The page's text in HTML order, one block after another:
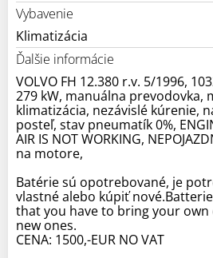
Vybavenie
Klimatizácia
Ďalšie informácie
VOLVO FH 12.380 r.v. 5/1996,
279 kW, manuálna prevodovka,
klimatizácia, nezávislé kúrenie,
posteľ, stav pneumatík 0%,
AIR IS NOT WORKING,
na motore,
Batérie sú opotrebované, je
vlastné alebo kúpiť
that you have to bring your
new ones.
CENA: 1500,-EUR NO VAT